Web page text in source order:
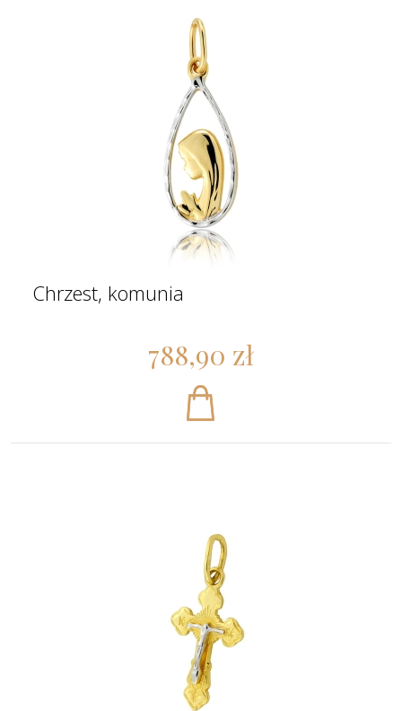
Chrzest, komunia
788,90 zł